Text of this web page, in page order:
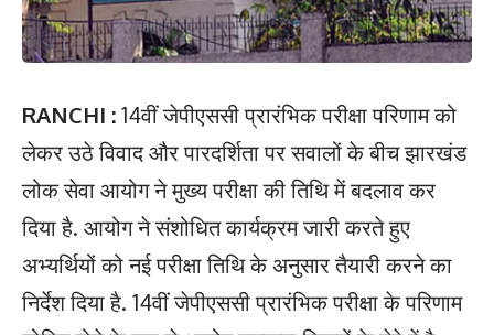
RANCHI :14वीं जेपीएससी प्रारंभिक परीक्षा परिणाम को
लेकर उठे विवाद और पारदर्शिता पर सवालों के बीच झारखंड
लोक सेवा आयोग ने मुख्य परीक्षा की तिथि में बदलाव कर
दिया है. आयोग ने संशोधित कार्यक्रम जारी करते हुए
अभ्यर्थियों को नई परीक्षा तिथि के अनुसार तैयारी करने का
निर्देश दिया है. 14वीं जेपीएससी प्रारंभिक परीक्षा के परिणाम